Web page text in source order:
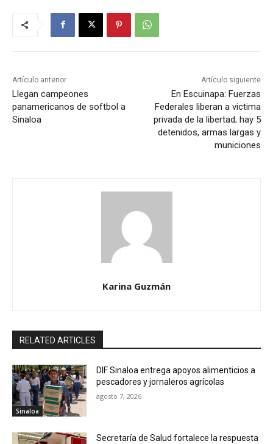
Artículo anterior
Llegan campeones
panamericanos de softbol a
Sinaloa
Artículo siguiente
En Escuinapa: Fuerzas
Federales liberan a victima
privada de la libertad; hay 5
detenidos, armas largas y
municiones
Karina Guzmán
RELATED ARTICLES
Sinaloa
DIF Sinaloa entrega apoyos alimenticios a
pescadores y jornaleros agrícolas
agosto 7, 2026
Secretaría de Salud fortalece la respuesta